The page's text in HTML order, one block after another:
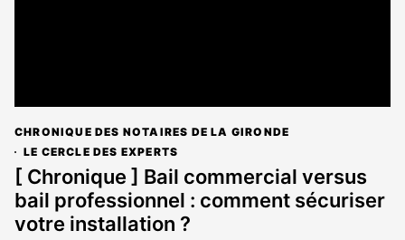
CHRONIQUE DES NOTAIRES DE LA GIRONDE
LE CERCLE DES EXPERTS
[ Chronique ] Bail commercial versus
bail professionnel : comment sécuriser
votre installation ?